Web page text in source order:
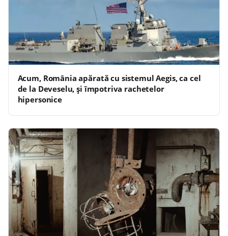
Acum, România apărată cu sistemul Aegis, ca cel
de la Deveselu, și împotriva rachetelor
hipersonice